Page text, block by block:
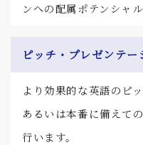
ンへの配属ポテンシャ
ピッチ・プレゼンテー
より効果的な英語のピ
あるいは本番に備えて
行います。